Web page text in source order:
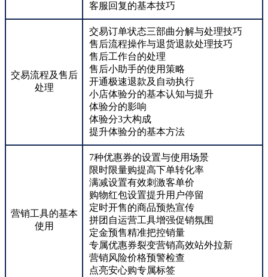
客服回复的基本技巧
交易流程及售后
处理
交易订单状态三部曲分解与处理技巧
售后流程操作与退货退款处理技巧
售后工作台的处理
售后小助手的使用策略
开通极速退款及自动执行
小店体验分的基本认知与提升
体验分的影响
体验分3大构成
提升体验分的基本方法
营销工具的基本
使用
7种优惠券的设置与使用场景
限时限量购提高下单转化率
满减设置有效刺激客单价
购物红包设置提升用户停留
定时开售的商品预热宣传
拼团自运营工具增强促销氛围
定金预售精准把控销量
专属优惠券裂变营销高效站外拉新
营销风险价格预警检查
点亮安心购专属标签